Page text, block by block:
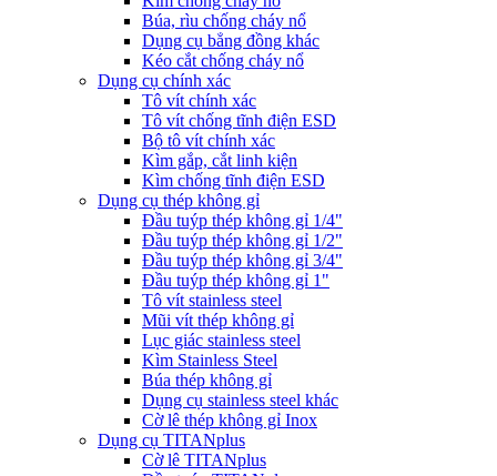
Búa, rìu chống cháy nổ
Dụng cụ bẳng đồng khác
Kéo cắt chống cháy nổ
Dụng cụ chính xác
Tô vít chính xác
Tô vít chống tĩnh điện ESD
Bộ tô vít chính xác
Kìm gắp, cắt linh kiện
Kìm chống tĩnh điện ESD
Dụng cụ thép không gỉ
Đầu tuýp thép không gỉ 1/4"
Đầu tuýp thép không gỉ 1/2"
Đầu tuýp thép không gỉ 3/4"
Đầu tuýp thép không gỉ 1"
Tô vít stainless steel
Mũi vít thép không gỉ
Lục giác stainless steel
Kìm Stainless Steel
Búa thép không gỉ
Dụng cụ stainless steel khác
Cờ lê thép không gỉ Inox
Dụng cụ TITANplus
Cờ lê TITANplus